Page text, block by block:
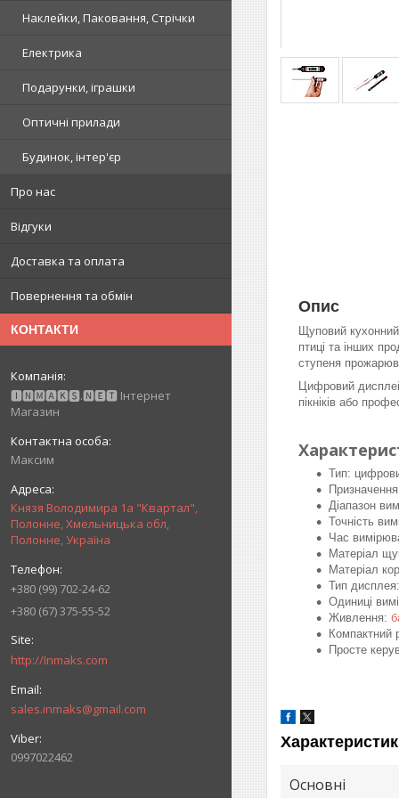
Наклейки, Паковання, Стрічки
Електрика
Подарунки, іграшки
Оптичні прилади
Будинок, інтер'єр
Про нас
Відгуки
Доставка та оплата
Повернення та обмін
КОНТАКТИ
🅸🅽🅼🅰🅺🆂.🅽🅴🆃 Інтернет
Магазин
Максим
Князя Володимира 1а "Квартал",
Полонне, Хмельницька обл,
Полонне, Україна
+380 (99) 702-24-62
+380 (67) 375-55-52
http://Inmaks.com
sales.inmaks@gmail.com
0997022462
Опис
Щуповий
птиці та інших
ступеня
Цифровий
пікніків або
Тип:
Діапазон
Точність
Час
Матеріал
Матеріал
Тип
Одиниці
Живлення:
Компактний
Просте
Основні